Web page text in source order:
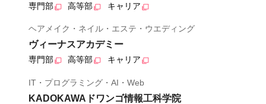
専門部 高等部 キャリア
ヘアメイク・ネイル・エステ・ウエディング
ヴィーナスアカデミー
専門部 高等部 キャリア
IT・プログラミング・AI・Web
KADOKAWAドワンゴ情報工科学院